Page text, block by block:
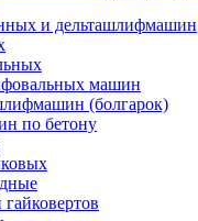
и дельташлифмашин
машин
(болгарок)
по бетону